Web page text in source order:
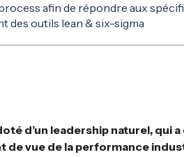
afin de répondre aux
des outils lean & six-sigma
d’un leadership naturel, qui
de vue de la performance